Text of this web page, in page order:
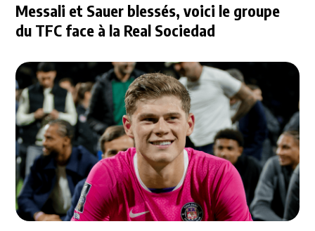
Messali et Sauer blessés, voici le groupe
du TFC face à la Real Sociedad